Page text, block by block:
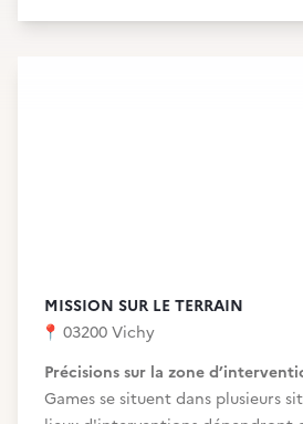
MISSION SUR LE TERRAIN
📍 03200 Vichy
Précisions sur la zone
Games se situent dans plusieurs